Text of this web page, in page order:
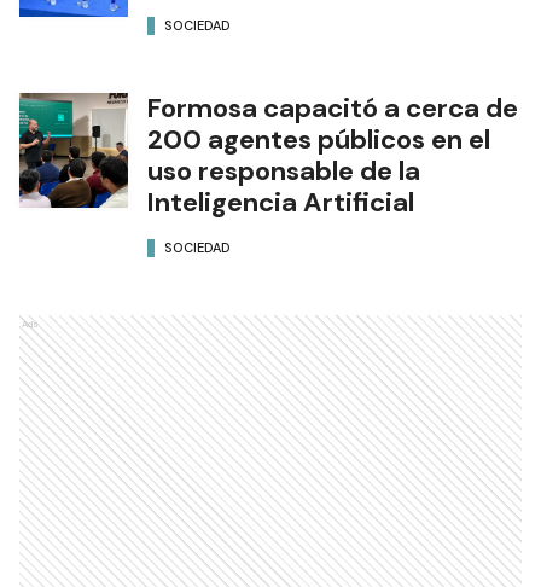
SOCIEDAD
Formosa capacitó a cerca de
200 agentes públicos en el
uso responsable de la
Inteligencia Artificial
SOCIEDAD
Ads